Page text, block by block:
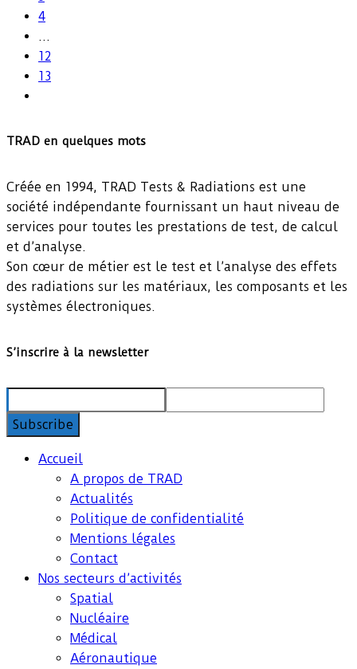
4
…
12
13
TRAD en quelques mots
Créée en 1994, TRAD Tests & Radiations est une
société indépendante fournissant un haut niveau de
services pour toutes les prestations de test, de calcul
et d’analyse.
Son cœur de métier est le test et l’analyse des effets
des radiations sur les matériaux, les composants et les
systèmes électroniques.
S’inscrire à la newsletter
Accueil
A propos de TRAD
Actualités
Politique de confidentialité
Mentions légales
Contact
Nos secteurs d’activités
Spatial
Nucléaire
Médical
Aéronautique